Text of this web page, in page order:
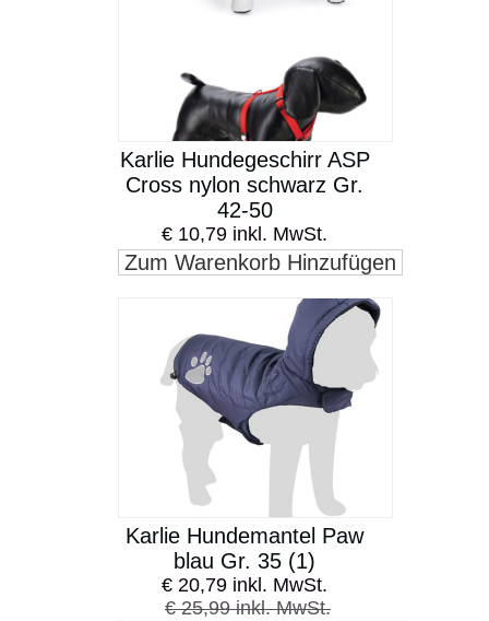
Karlie Hundegeschirr ASP
Cross nylon schwarz Gr.
42-50
€ 10,79 inkl. MwSt.
Zum Warenkorb Hinzufügen
Karlie Hundemantel Paw
blau Gr. 35 (1)
€ 20,79 inkl. MwSt.
€ 25,99 inkl. MwSt.